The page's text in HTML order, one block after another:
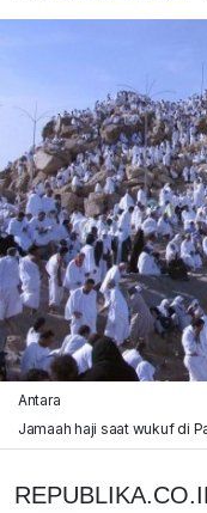
Antara
Jamaah haji saat wukuf di